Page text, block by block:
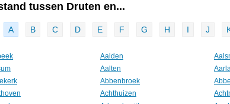
tussen Druten en...
A B C D E F G H I J
Aalden
Aalten
Abbenbroek
Achthuizen